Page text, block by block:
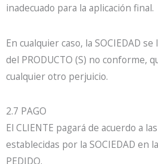
inadecuado para la aplicación final.
En cualquier caso, la SOCIEDAD
del PRODUCTO (S) no conforme,
cualquier otro perjuicio.
2.7 PAGO
El CLIENTE pagará de acuerdo a
establecidas por la SOCIEDAD en
PEDIDO.